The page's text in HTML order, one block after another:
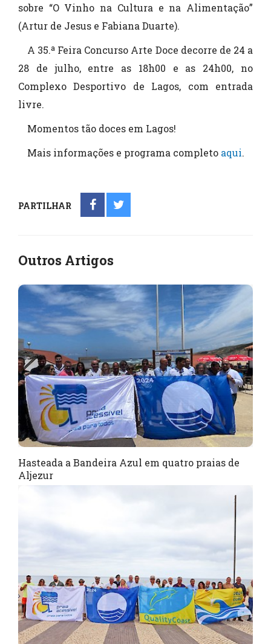
sobre “O Vinho na Cultura e na Alimentação”
(Artur de Jesus e Fabiana Duarte).
A 35.ª Feira Concurso Arte Doce decorre de 24 a
28 de julho, entre as 18h00 e as 24h00, no
Complexo Desportivo de Lagos, com entrada
livre.
Momentos tão doces em Lagos!
Mais informações e programa completo aqui.
PARTILHAR
Outros Artigos
Hasteada a Bandeira Azul em quatro praias de
Aljezur